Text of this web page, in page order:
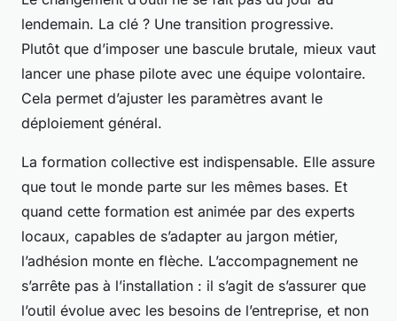
lendemain. La clé ? Une transition progressive.
Plutôt que d’imposer une bascule brutale, mieux vaut
lancer une phase pilote avec une équipe volontaire.
Cela permet d’ajuster les paramètres avant le
déploiement général.
La formation collective est indispensable. Elle assure
que tout le monde parte sur les mêmes bases. Et
quand cette formation est animée par des experts
locaux, capables de s’adapter au jargon métier,
l’adhésion monte en flèche. L’accompagnement ne
s’arrête pas à l’installation : il s’agit de s’assurer que
l’outil évolue avec les besoins de l’entreprise, et non